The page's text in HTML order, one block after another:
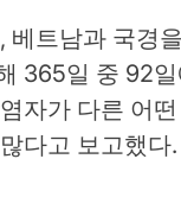
베트남과 국경
365일 중 92
자가 다른 어
다고 보고했다.